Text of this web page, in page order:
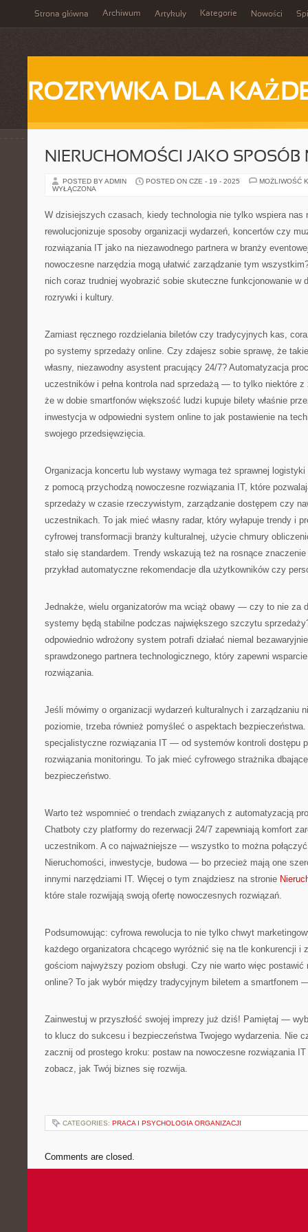
Strona główna Archiwum Artykuły Kategorie Nowości
ROZRYWKA DLA
NIERUCHOMOŚCI JAKO SPOSÓB
POSTED BY ADMIN POSTED ON CZE - 19 - 2025
MOŻLIWOŚĆ
WYŁĄCZONA
W dzisiejszych czasach, kiedy technologia nie tylko wspiera nas
rewolucjonizuje sposoby organizacji wydarzeń, koncertów czy
rozwiązania IT jako na niezawodnego partnera w branży
nowoczesne narzędzia mogą ułatwić zarządzanie tym
nich coraz trudniej wyobrazić sobie skuteczne funkcjonowanie w
rozrywki i kultury.
Zamiast ręcznego rozdzielania biletów czy tradycyjnych kas,
po systemy sprzedaży online. Czy zdajesz sobie sprawę, że
własny, niezawodny asystent pracujący 24/7? Automatyzacja
uczestników i pełna kontrola nad sprzedażą — to tylko niektóre
że w dobie smartfonów większość ludzi kupuje bilety właśnie
inwestycja w odpowiedni system online to jak postawienie na
swojego przedsięwzięcia.
Organizacja koncertu lub wystawy wymaga też sprawnej logistyki
z pomocą przychodzą nowoczesne rozwiązania IT, które
sprzedaży w czasie rzeczywistym, zarządzanie dostępem czy
uczestnikach. To jak mieć własny radar, który wyłapuje trendy i
cyfrowej transformacji branży kulturalnej, użycie chmury
stało się standardem. Trendy wskazują też na rosnące
przykład automatyczne rekomendacje dla użytkowników czy
Jednakże, wielu organizatorów ma wciąż obawy — czy to nie za
systemy będą stabilne podczas największego szczytu
odpowiednio wdrożony system potrafi działać niemal
sprawdzonego partnera technologicznego, który zapewni
rozwiązania.
Jeśli mówimy o organizacji wydarzeń kulturalnych i zarządzaniu
poziomie, trzeba również pomyśleć o aspektach
specjalistyczne rozwiązania IT — od systemów kontroli dostępu
rozwiązania monitoringu. To jak mieć cyfrowego strażnika
bezpieczeństwo.
Warto też wspomnieć o trendach związanych z automatyzacją
Chatboty czy platformy do rezerwacji 24/7 zapewniają komfort
uczestnikom. A co najważniejsze — wszystko to można
Nieruchomości, inwestycje, budowa — bo przecież mają one
innymi narzędziami IT. Więcej o tym znajdziesz na stronie
które stale rozwijają swoją ofertę nowoczesnych rozwiązań.
Podsumowując: cyfrowa rewolucja to nie tylko chwyt
każdego organizatora chcącego wyróżnić się na tle konkurencji i
gościom najwyższy poziom obsługi. Czy nie warto więc
online? To jak wybór między tradycyjnym biletem a smartfonem
Zainwestuj w przyszłość swojej imprezy już dziś! Pamiętaj —
to klucz do sukcesu i bezpieczeństwa Twojego wydarzenia. Nie
zacznij od prostego kroku: postaw na nowoczesne rozwiązania
zobacz, jak Twój biznes się rozwija.
CATEGORIES: PRACA I PSYCHOLOGIA ORGANIZACJI
Comments are closed.